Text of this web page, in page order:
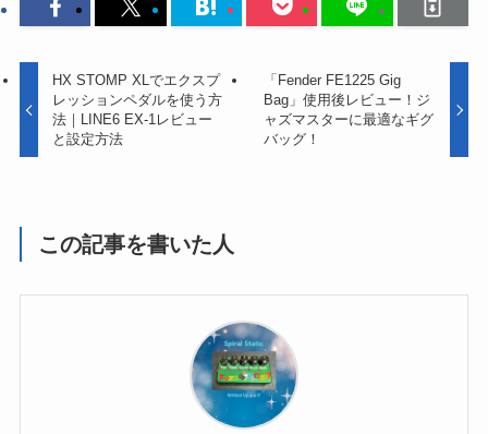
HX STOMP XLでエクスプ
レッションペダルを使う方
法｜LINE6 EX-1レビュー
と設定方法
「Fender FE1225 Gig
Bag」使用後レビュー！ジ
ャズマスターに最適なギグ
バッグ！
この記事を書いた人